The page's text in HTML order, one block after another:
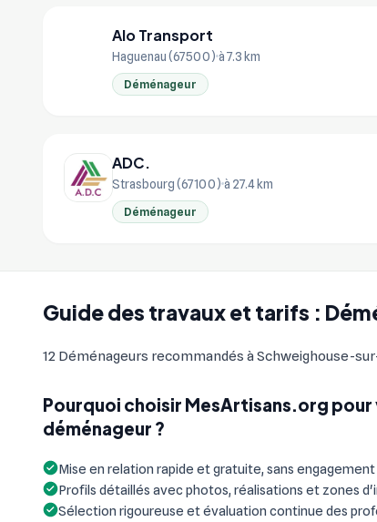
Guide des travaux et tarifs :
12 Déménageurs recommandés à Schweighouse-
Pourquoi choisir MesArtisans.org pour
déménageur ?
Mise en relation rapide et gratuite, sans engagement
Profils détaillés avec photos, réalisations et zones
Sélection rigoureuse et évaluation continue des
Alo Transport
Haguenau (67500) à 7.3 km
Déménageur
ADC.
Strasbourg (67100) à 27.4 km
Déménageur